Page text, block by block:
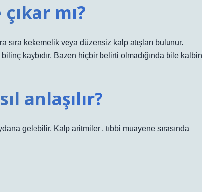
mı?
sıra kekemelik veya düzensiz kalp atışları bulunur.
kaybıdır. Bazen hiçbir belirti olmadığında bile kalbin
anlaşılır?
gelebilir. Kalp aritmileri, tıbbi muayene sırasında